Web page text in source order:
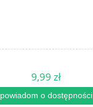
9,99 zł
powiadom o dostępności